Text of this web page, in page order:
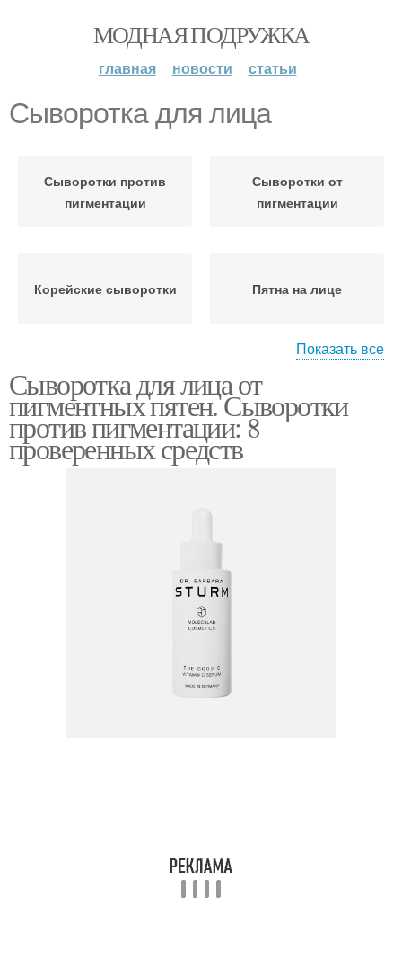
МОДНАЯ ПОДРУЖКА
главная новости статьи
Сыворотка для лица
Сыворотки против
пигментации
Сыворотки от
пигментации
Корейские сыворотки Пятна на лице
условиях
пигментации
Показать все
Сыворотка для лица от
пигментных пятен. Сыворотки
против пигментации: 8
проверенных средств